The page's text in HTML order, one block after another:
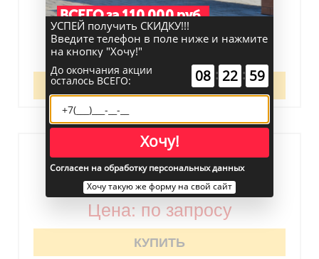
Ворота из профнастила с ковкой №26
Цена: по запросу
Ворота из профнастила с ковкой №19
Цена: по запросу
КУПИТЬ
ВСЕГО за 110 000 руб.
УСПЕЙ получить СКИДКУ!!!
Введите телефон в поле ниже и нажмите
на кнопку "Хочу!"
До окончания акции
осталось ВСЕГО: 08 : 22 : 59
Хочу!
Согласен на обработку персональных данных
Хочу такую же форму на свой сайт